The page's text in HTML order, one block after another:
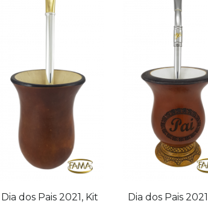
Dia dos Pais 2021, Kit
Dia dos Pais